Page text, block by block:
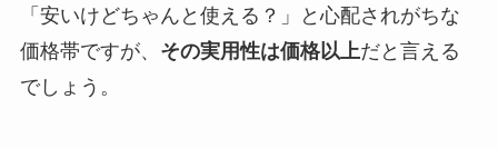
「安いけどちゃんと使える？」と心配されがちな
価格帯ですが、 その実用性は価格以上だと言える
でしょう。